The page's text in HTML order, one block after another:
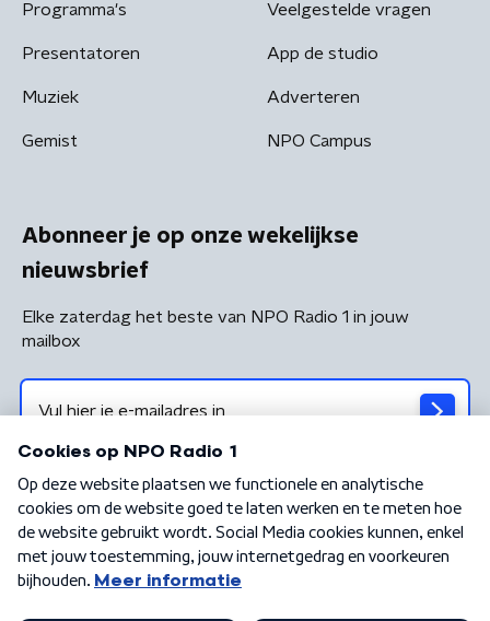
Programma's
Presentatoren
Muziek
Gemist
Veelgestelde vragen
App de studio
Adverteren
NPO Campus
Abonneer je op onze wekelijkse
nieuwsbrief
Elke zaterdag het beste van NPO Radio 1 in jouw
mailbox
Algemene voorwaarden Privacybeleid